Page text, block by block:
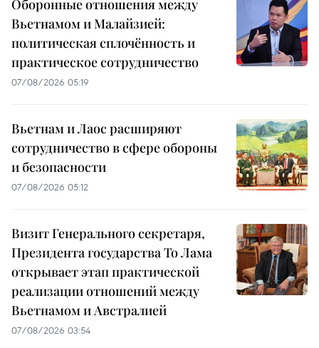
Оборонные отношения между
Вьетнамом и Малайзией:
политическая сплочённость и
практическое сотрудничество
07/08/2026 05:19
Вьетнам и Лаос расширяют
сотрудничество в сфере обороны
и безопасности
07/08/2026 05:12
Визит Генерального секретаря,
Президента государства То Лама
открывает этап практической
реализации отношений между
Вьетнамом и Австралией
07/08/2026 03:54